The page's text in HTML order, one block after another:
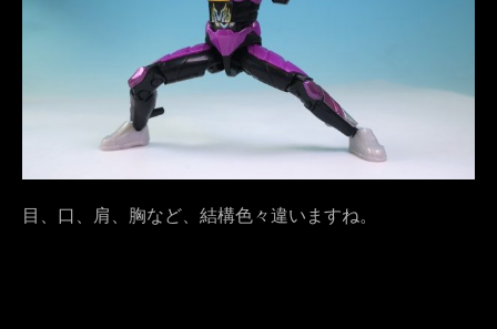
目、口、肩、胸など、結構色々違いますね。